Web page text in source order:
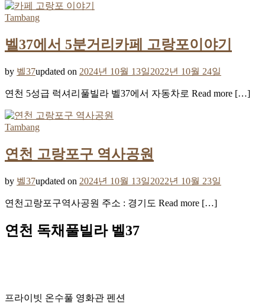
Tambang
벨37에서 5분거리카페 고랑포이야기
by 벨37updated on 2024년 10월 13일2022년 10월 24일
연천 5성급 럭셔리풀빌라 벨37에서 자동차로 Read more […]
Tambang
연천 고랑포구 역사공원
by 벨37updated on 2024년 10월 13일2022년 10월 23일
연천고랑포구역사공원 주소 : 경기도 Read more […]
연천 독채풀빌라 벨37
프라이빗 온수풀 영화관 펜션